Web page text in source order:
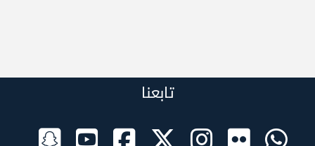
تابعنا